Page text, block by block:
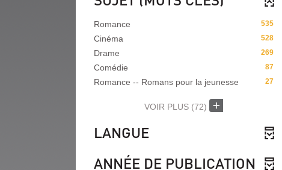
535
Romance
528
Cinéma
269
Drame
87
Comédie
27
Romance -- Romans pour la jeunesse
VOIR PLUS (72)
LANGUE
ANNÉE DE PUBLICATION